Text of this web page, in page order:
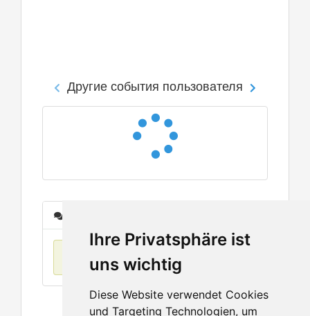
Ihre Privatsphäre ist
uns wichtig
Diese Website verwendet Cookies
und Targeting Technologien, um
Другие события пользователя